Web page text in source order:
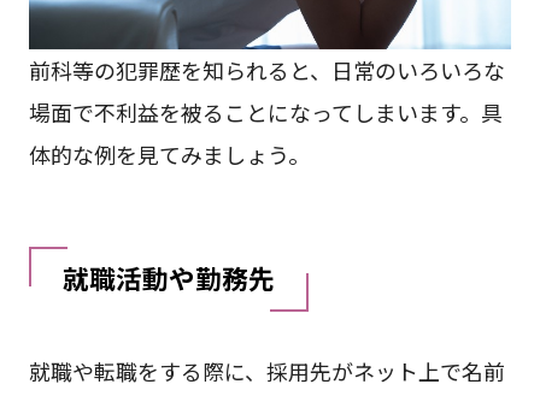
前科等の犯罪歴を知られると、日常のいろいろな
場面で不利益を被ることになってしまいます。具
体的な例を見てみましょう。
就職活動や勤務先
就職や転職をする際に、採⽤先がネット上で名前